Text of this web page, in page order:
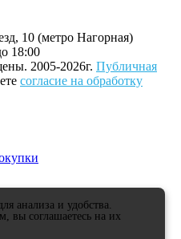
10 (метро Нагорная)
18:00
2005-2026г. Публичная
согласие на обработку
анализа и удобства.
вы соглашаетесь на их